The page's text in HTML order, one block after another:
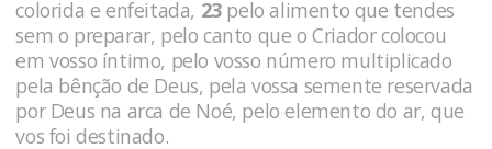
colorida e enfeitada, 23 pelo alimento que tendes
sem o preparar, pelo canto que o Criador colocou
em vosso íntimo, pelo vosso número multiplicado
pela bênção de Deus, pela vossa semente reservada
por Deus na arca de Noé, pelo elemento do ar, que
vos foi destinado.